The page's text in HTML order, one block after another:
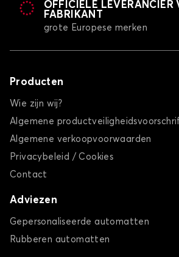
OFFICIËLE LEVERANCIER
FABRIKANT
grote Europese merken
Producten
Wie zijn wij?
Algemene
Algemene verkoopvoorwaarden
Privacybeleid / Cookies
Contact
Adviezen
Gepersonaliseerde automatten
Rubberen automatten